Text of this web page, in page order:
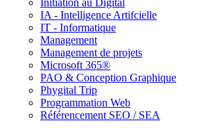
IA - Intelligence Artifcielle
IT - Informatique
Management
Management de projets
Microsoft 365®
PAO & Conception Graphique
Phygital Trip
Programmation Web
Référencement SEO / SEA